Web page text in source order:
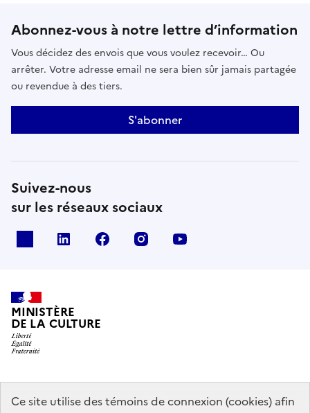
Ce site utilise des témoins de connexion (cookies) afin
Abonnez-vous à notre lettre d’information
Vous décidez des envois que vous voulez recevoir… Ou
arrêter. Votre adresse email ne sera bien sûr jamais partagée
ou revendue à des tiers.
S'abonner
Suivez-nous
sur les réseaux sociaux
linkedin facebook instagram
MINISTÈRE
DE LA CULTURE
data.gouv.fr legifrance.gouv.fr info.gouv.fr